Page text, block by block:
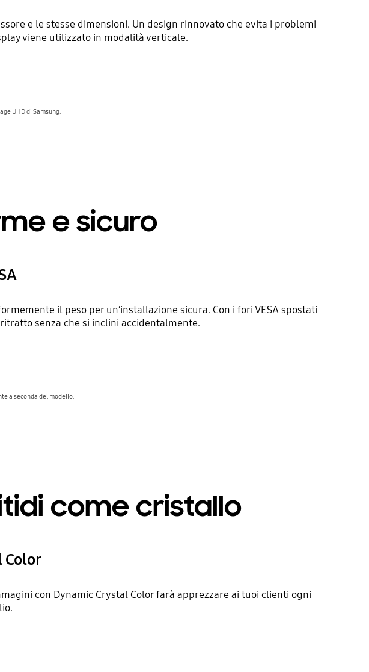
e le stesse dimensioni. Un design rinnovato che evita i problemi
viene utilizzato in modalità verticale.
UHD di Samsung.
e sicuro
il peso per un’installazione sicura. Con i fori VESA spostati
senza che si inclini accidentalmente.
a seconda del modello.
come cristallo
Color
con Dynamic Crystal Color farà apprezzare ai tuoi clienti ogni